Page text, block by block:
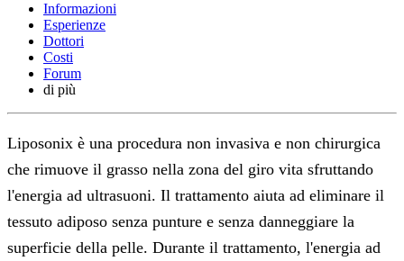
Informazioni
Esperienze
Dottori
Costi
Forum
di più
Liposonix è una procedura non invasiva e non chirurgica
che rimuove il grasso nella zona del giro vita sfruttando
l'energia ad ultrasuoni. Il trattamento aiuta ad eliminare il
tessuto adiposo senza punture e senza danneggiare la
superficie della pelle. Durante il trattamento, l'energia ad